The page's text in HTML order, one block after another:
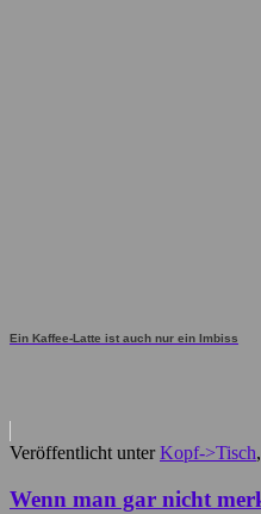
Ein Kaffee-Latte ist auch nur ein Imbiss
Veröffentlicht unter Kopf->Tisch,
Wenn man gar nicht